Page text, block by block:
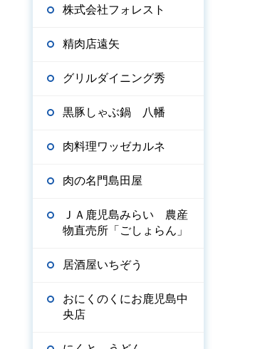
株式会社フォレスト
精肉店遠矢
グリルダイニング秀
黒豚しゃぶ鍋 八幡
肉料理ワッゼカルネ
肉の名門島田屋
ＪＡ鹿児島みらい 農産
物直売所「ごしょらん」
居酒屋いちぞう
おにくのくにお鹿児島中
央店